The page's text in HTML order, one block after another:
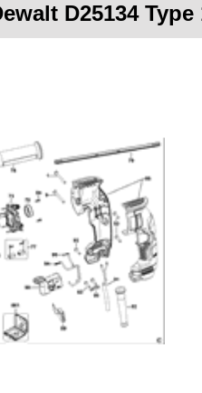
D25134 Type